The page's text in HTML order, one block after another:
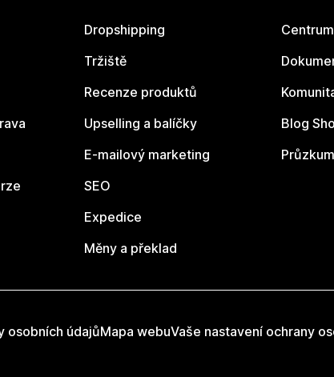
Dropshipping
Tržiště
Recenze produktů
Upselling a balíčky
E-mailový marketing
SEO
Expedice
Měny a překlad
Blog
Průzkum
osobních údajůMapa webuVaše nastavení ochrany